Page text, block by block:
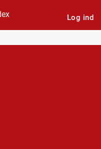
Log ind